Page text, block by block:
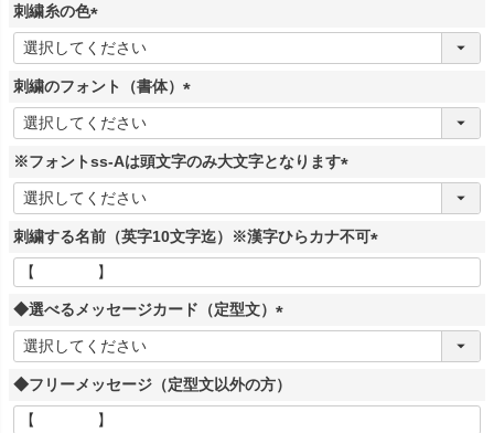
)
刺繍糸の色
(
必
須
)
刺繍のフォント（書体）
必
須
)
※フォントss-Aは頭文字のみ大文字となります
必
須
)
刺繍する名前（英字10文字迄）※漢字ひらカナ不可
必
)
◆選べるメッセージカード（定型文）
必
須
)
◆フリーメッセージ（定型文以外の方）